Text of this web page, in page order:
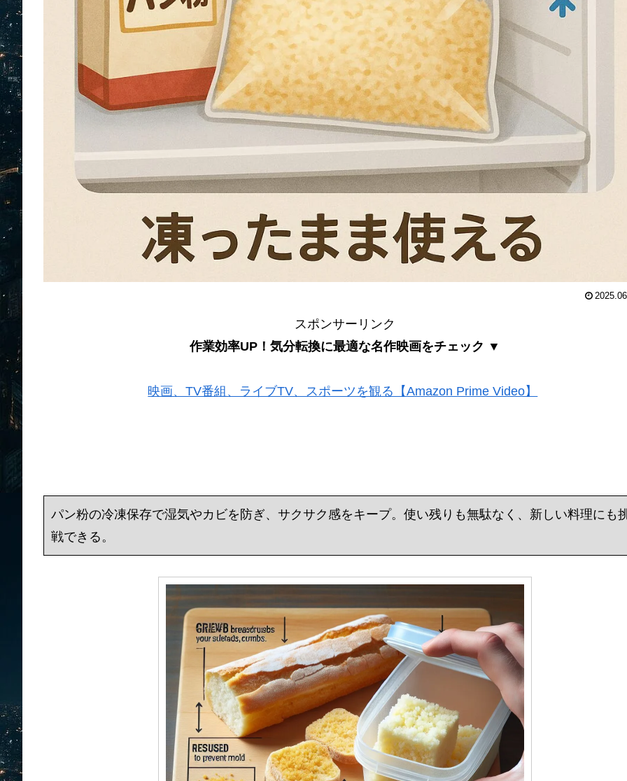
スポンサーリンク
作業効率UP！気分転換に最適な名作映画をチェック ▼
映画、TV番組、ライブTV、スポーツを観る【Amazon Prime Video】
パン粉の冷凍保存で湿気やカビを防ぎ、サクサク感をキープ。使い残りも無駄なく、新しい料理にも
戦できる。